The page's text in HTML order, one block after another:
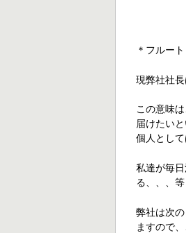
＊フルー
現弊社社
この意味
届けたい
個人とし
私達が毎
る、、、
弊社は次
ますので